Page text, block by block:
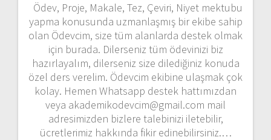
Ödev, Proje, Makale, Tez, Çeviri, Niyet mektubu
yapma konusunda uzmanlaşmış bir ekibe sahip
olan Ödevcim, size tüm alanlarda destek olmak
için burada. Dilerseniz tüm ödevinizi biz
hazırlayalım, dilerseniz size dilediğiniz konuda
özel ders verelim. Ödevcim ekibine ulaşmak çok
kolay. Hemen Whatsapp destek hattımızdan
veya akademikodevcim@gmail.com mail
adresimizden bizlere talebinizi iletebilir,
ücretlerimiz hakkında fikir edinebilirsiniz.…